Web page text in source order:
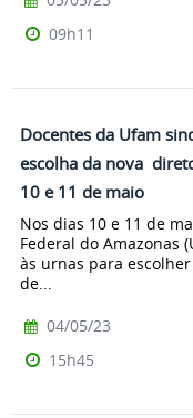
09h11
Docentes da Ufam
escolha da nova
10 e 11 de maio
Nos dias 10 e 11 de
Federal do Amazonas
às urnas para
de...
04/05/23
15h45